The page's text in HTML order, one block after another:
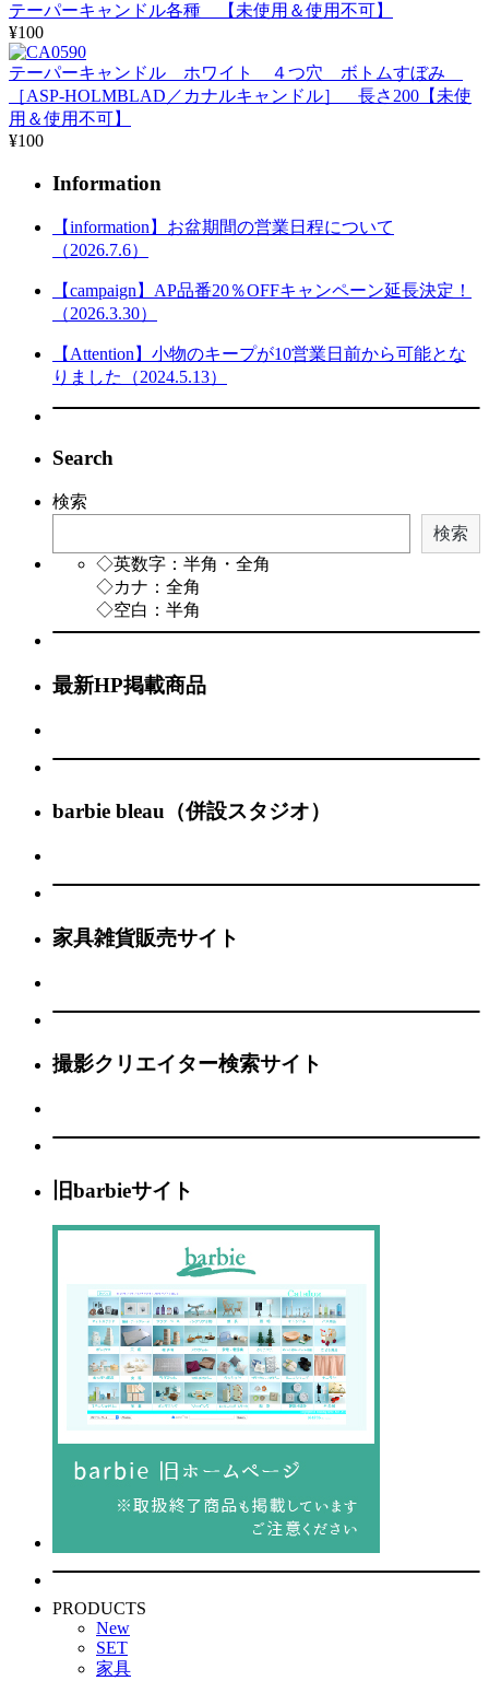
テーパーキャンドル各種 【未使用＆使用不可】
¥100
テーパーキャンドル ホワイト ４つ穴 ボトムすぼみ
［ASP-HOLMBLAD／カナルキャンドル］ 長さ200【未使
用＆使用不可】
¥100
Information
【information】お盆期間の営業日程について
（2026.7.6）
【campaign】AP品番20％OFFキャンペーン延長決定！
（2026.3.30）
【Attention】小物のキープが10営業日前から可能とな
りました（2024.5.13）
Search
検索
検索
◇英数字：半角・全角
◇カナ：全角
◇空白：半角
最新HP掲載商品
barbie bleau（併設スタジオ）
家具雑貨販売サイト
撮影クリエイター検索サイト
旧barbieサイト
PRODUCTS
New
SET
家具